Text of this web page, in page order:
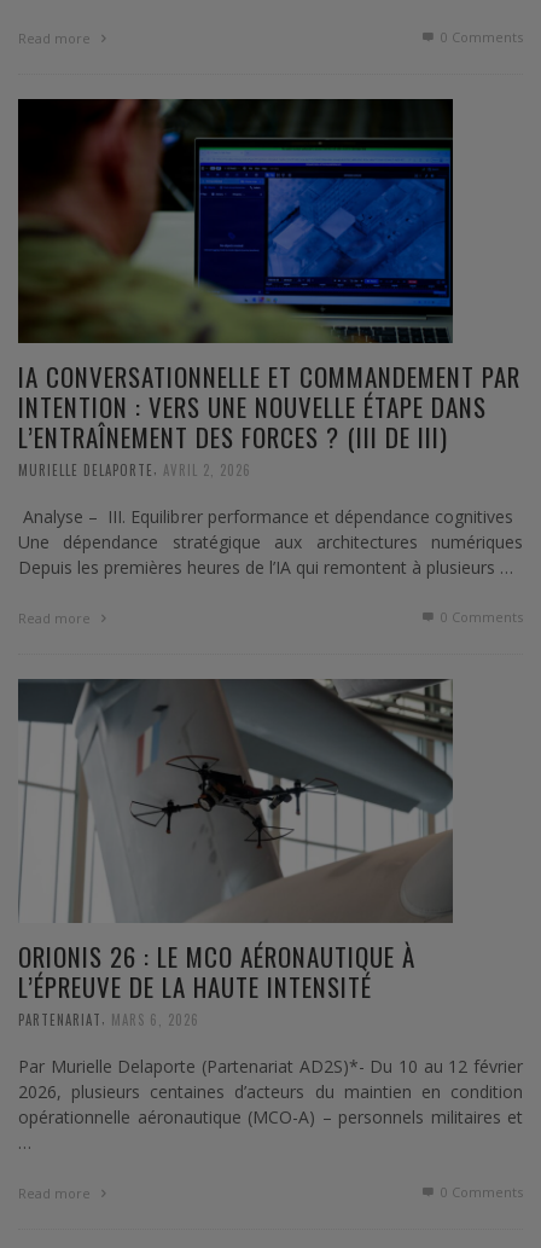
Read more 0 Comments
IA CONVERSATIONNELLE ET COMMANDEMENT PAR
INTENTION : VERS UNE NOUVELLE ÉTAPE DANS
L’ENTRAÎNEMENT DES FORCES ? (III DE III)
MURIELLE DELAPORTE AVRIL 2, 2026
Analyse – III. Equilibrer performance et dépendance cognitives
Une dépendance stratégique aux architectures numériques
Depuis les premières heures de l’IA qui remontent à plusieurs …
Read more 0 Comments
ORIONIS 26 : LE MCO AÉRONAUTIQUE À
L’ÉPREUVE DE LA HAUTE INTENSITÉ
PARTENARIAT MARS 6, 2026
Par Murielle Delaporte (Partenariat AD2S)*- Du 10 au 12 février
2026, plusieurs centaines d’acteurs du maintien en condition
opérationnelle aéronautique (MCO-A) – personnels militaires et
…
Read more 0 Comments